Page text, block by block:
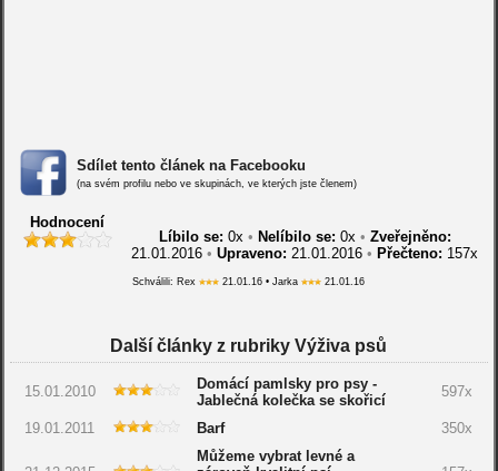
Sdílet tento článek na Facebooku
(na svém profilu nebo ve skupinách, ve kterých jste členem)
Hodnocení
Líbilo se: 0x • Nelíbilo se: 0x • Zveřejněno:
21.01.2016• Upraveno: 21.01.2016• Přečteno: 157x
Schválili: Rex 21.01.16 • Jarka 21.01.16
Další články z rubriky Výživa psů
15.01.2010
Domácí pamlsky pro psy -
Jablečná kolečka se skořicí
597x
19.01.2011 Barf 350x
Můžeme vybrat levné a